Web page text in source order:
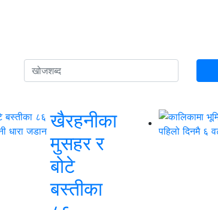
खैरहनीका
मुसहर र
बोटे
बस्तीका